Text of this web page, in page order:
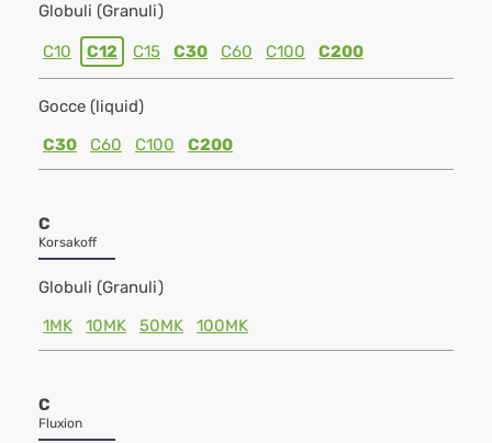
Globuli (Granuli)
C10 C12 C15 C30 C60 C100 C200
Gocce (liquid)
C30
C60 C100 C200
C
Korsakoff
Globuli (Granuli)
1MK
10MK 50MK 100MK
C
Fluxion